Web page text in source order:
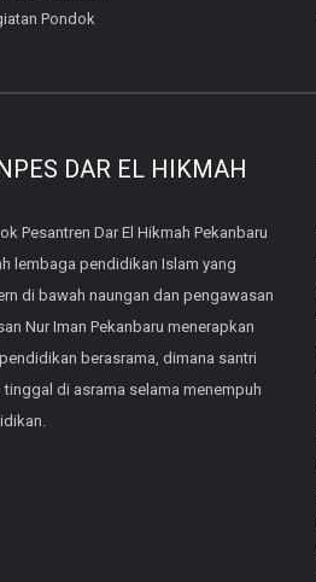
Pondok
DAR EL HIKMAH
Pesantren Dar El Hikmah Pekanbaru
lembaga pendidikan Islam yang
di bawah naungan dan pengawasan
Nur Iman Pekanbaru menerapkan
berasrama, dimana santri
tinggal di asrama selama menempuh